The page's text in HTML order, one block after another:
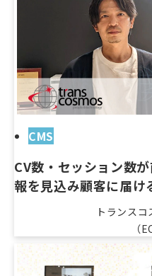
CMS
CV数・セッション数
報を見込み顧客に届け
トランス
（